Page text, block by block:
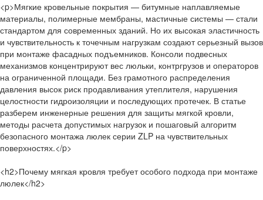
<p>Мягкие кровельные покрытия — битумные наплавляемые
материалы, полимерные мембраны, мастичные системы — стали
стандартом для современных зданий. Но их высокая эластичность
и чувствительность к точечным нагрузкам создают серьезный вызов
при монтаже фасадных подъемников. Консоли подвесных
механизмов концентрируют вес люльки, контргрузов и операторов
на ограниченной площади. Без грамотного распределения
давления высок риск продавливания утеплителя, нарушения
целостности гидроизоляции и последующих протечек. В статье
разберем инженерные решения для защиты мягкой кровли,
методы расчета допустимых нагрузок и пошаговый алгоритм
безопасного монтажа люлек серии ZLP на чувствительных
поверхностях.</p>
<h2>Почему мягкая кровля требует особого подхода при монтаже
люлек</h2>